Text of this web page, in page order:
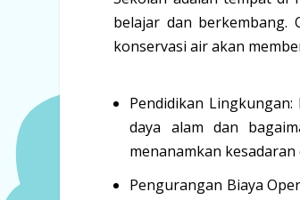
belajar dan berkembang.
konservasi air akan
Pendidikan Lingkungan:
daya alam dan
menanamkan
Pengurangan Biaya